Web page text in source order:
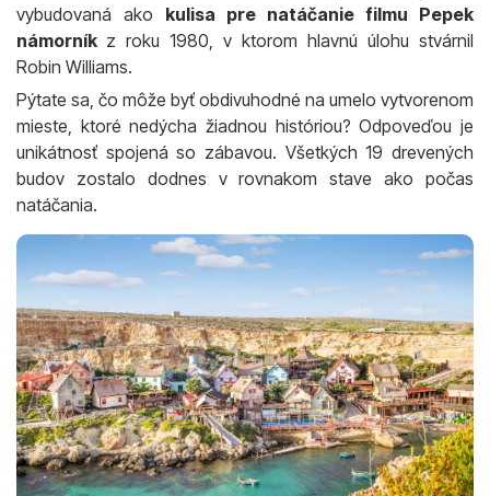
vybudovaná ako kulisa pre natáčanie filmu Pepek
námorník z roku 1980, v ktorom hlavnú úlohu stvárnil
Robin Williams.
Pýtate sa, čo môže byť obdivuhodné na umelo vytvorenom
mieste, ktoré nedýcha žiadnou históriou? Odpoveďou je
unikátnosť spojená so zábavou. Všetkých 19 drevených
budov zostalo dodnes v rovnakom stave ako počas
natáčania.